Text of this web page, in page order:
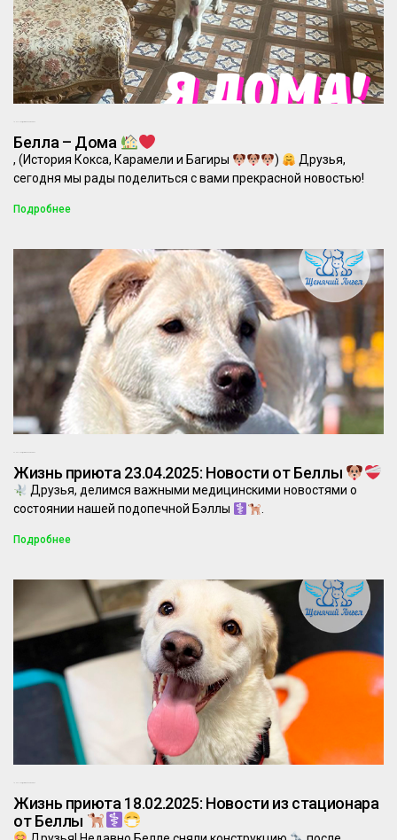
Белла – Дома
, (История Кокса, Карамели и Багиры )
Друзья,
сегодня мы рады поделиться с вами прекрасной новостью!
Подробнее
Жизнь приюта 23.04.2025: Новости от Беллы
Друзья, делимся важными медицинскими новостями о
состоянии нашей подопечной Бэллы
.
Подробнее
Жизнь приюта 18.02.2025: Новости из стационара
от Беллы